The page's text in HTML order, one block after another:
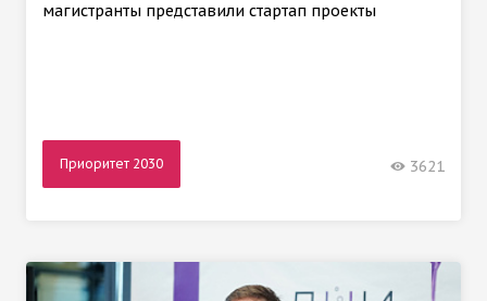
магистранты представили стартап проекты
Приоритет 2030 3621